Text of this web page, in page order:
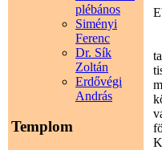
plébános
Siményi
Ferenc
Dr. Sík
Zoltán
Erdővégi
András
Templom